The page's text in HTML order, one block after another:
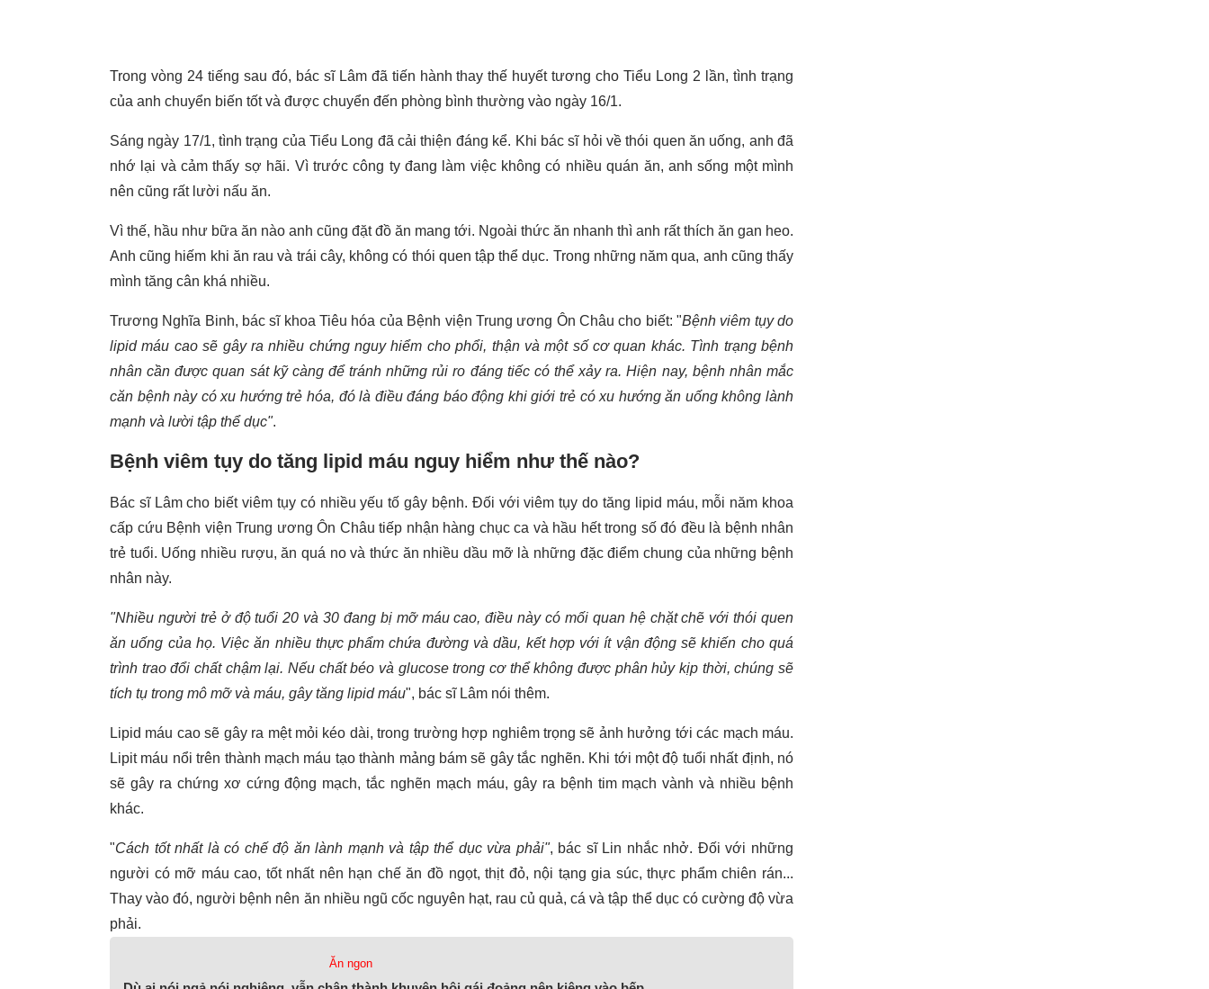
Trong vòng 24 tiếng sau đó, bác sĩ Lâm đã tiến hành thay thế huyết tương cho Tiểu Long 2 lần, tình trạng
của anh chuyển biến tốt và được chuyển đến phòng bình thường vào ngày 16/1.
Sáng ngày 17/1, tình trạng của Tiểu Long đã cải thiện đáng kể. Khi bác sĩ hỏi về thói quen ăn uống, anh đã
nhớ lại và cảm thấy sợ hãi. Vì trước công ty đang làm việc không có nhiều quán ăn, anh sống một mình
nên cũng rất lười nấu ăn.
Vì thế, hầu như bữa ăn nào anh cũng đặt đồ ăn mang tới. Ngoài thức ăn nhanh thì anh rất thích ăn gan heo.
Anh cũng hiếm khi ăn rau và trái cây, không có thói quen tập thể dục. Trong những năm qua, anh cũng thấy
mình tăng cân khá nhiều.
Trương Nghĩa Binh, bác sĩ khoa Tiêu hóa của Bệnh viện Trung ương Ôn Châu cho biết: "Bệnh viêm tụy do
lipid máu cao sẽ gây ra nhiều chứng nguy hiểm cho phổi, thận và một số cơ quan khác. Tình trạng bệnh
nhân cần được quan sát kỹ càng để tránh những rủi ro đáng tiếc có thể xảy ra. Hiện nay, bệnh nhân mắc
căn bệnh này có xu hướng trẻ hóa, đó là điều đáng báo động khi giới trẻ có xu hướng ăn uống không lành
mạnh và lười tập thể dục".
Bệnh viêm tụy do tăng lipid máu nguy hiểm như thế nào?
Bác sĩ Lâm cho biết viêm tụy có nhiều yếu tố gây bệnh. Đối với viêm tụy do tăng lipid máu, mỗi năm khoa
cấp cứu Bệnh viện Trung ương Ôn Châu tiếp nhận hàng chục ca và hầu hết trong số đó đều là bệnh nhân
trẻ tuổi. Uống nhiều rượu, ăn quá no và thức ăn nhiều dầu mỡ là những đặc điểm chung của những bệnh
nhân này.
"Nhiều người trẻ ở độ tuổi 20 và 30 đang bị mỡ máu cao, điều này có mối quan hệ chặt chẽ với thói quen
ăn uống của họ. Việc ăn nhiều thực phẩm chứa đường và dầu, kết hợp với ít vận động sẽ khiến cho quá
trình trao đổi chất chậm lại. Nếu chất béo và glucose trong cơ thể không được phân hủy kịp thời, chúng sẽ
tích tụ trong mô mỡ và máu, gây tăng lipid máu", bác sĩ Lâm nói thêm.
Lipid máu cao sẽ gây ra mệt mỏi kéo dài, trong trường hợp nghiêm trọng sẽ ảnh hưởng tới các mạch máu.
Lipit máu nổi trên thành mạch máu tạo thành mảng bám sẽ gây tắc nghẽn. Khi tới một độ tuổi nhất định, nó
sẽ gây ra chứng xơ cứng động mạch, tắc nghẽn mạch máu, gây ra bệnh tim mạch vành và nhiều bệnh
khác.
"Cách tốt nhất là có chế độ ăn lành mạnh và tập thể dục vừa phải", bác sĩ Lin nhắc nhở. Đối với những
người có mỡ máu cao, tốt nhất nên hạn chế ăn đồ ngọt, thịt đỏ, nội tạng gia súc, thực phẩm chiên rán...
Thay vào đó, người bệnh nên ăn nhiều ngũ cốc nguyên hạt, rau củ quả, cá và tập thể dục có cường độ vừa
phải.
Ăn ngon